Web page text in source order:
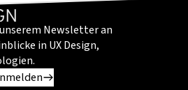
Newsletter an
in UX Design,